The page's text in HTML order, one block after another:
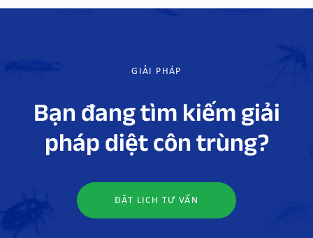
GIẢI PHÁP
Bạn đang tìm kiếm giải
pháp diệt côn trùng?
ĐẶT LỊCH TƯ VẤN